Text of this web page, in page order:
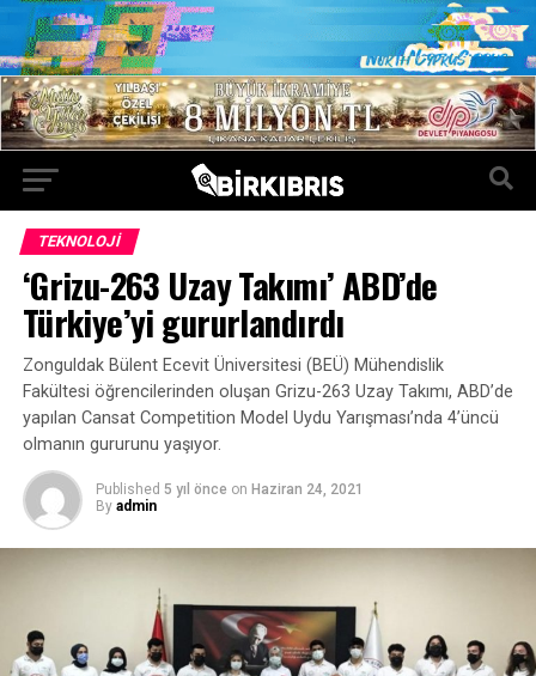
TEKNOLOJI
‘Grizu-263 Uzay Takımı’ ABD’de
Türkiye’yi gururlandırdı
Zonguldak Bülent Ecevit Üniversitesi (BEÜ) Mühendislik
Fakültesi öğrencilerinden oluşan Grizu-263 Uzay Takımı, ABD’de
yapılan Cansat Competition Model Uydu Yarışması’nda 4’üncü
olmanın gururunu yaşıyor.
Published 5 yıl önce on Haziran 24, 2021
By admin